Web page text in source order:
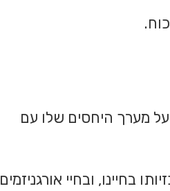
על מערך היחסים שלו עם
בחיינו, ובחיי אורגניזמים